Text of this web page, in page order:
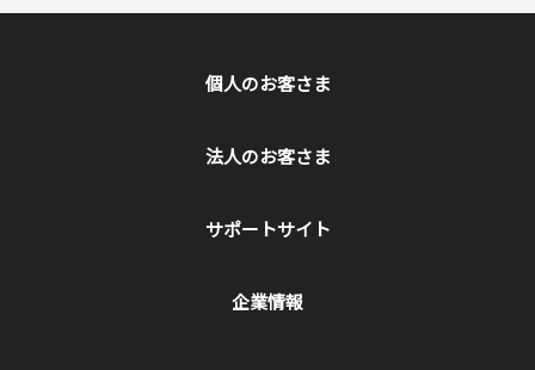
個人のお客さま
法人のお客さま
サポートサイト
企業情報